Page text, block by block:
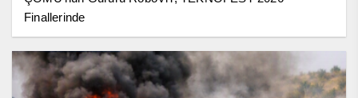
Finallerinde